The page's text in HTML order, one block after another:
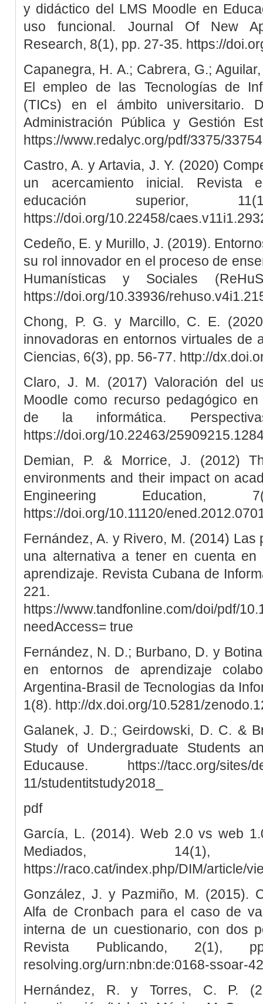
y didáctico del LMS Moodle en
uso funcional. Journal Of New
Research, 8(1), pp. 27-35. https://
Capanegra, H. A.; Cabrera, G.;
El empleo de las Tecnologías de
(TICs) en el ámbito universitario.
Administración Pública y Gestión
https://www.redalyc.org/pdf/3375/
Castro, A. y Artavia, J. Y. (2020)
un acercamiento inicial. Revista
educación superior,
https://doi.org/10.22458/
Cedeño, E. y Murillo, J. (2019).
su rol innovador en el proceso de
Humanísticas y Sociales
https://doi.org/10.33936/
Chong, P. G. y Marcillo, C. E.
innovadoras en entornos virtuales de
Ciencias, 6(3), pp. 56-77. http://
Claro, J. M. (2017) Valoración del
Moodle como recurso pedagógico
de la informática.
https://doi.org/10.22463/
Demian, P. & Morrice, J. (2012)
environments and their impact on
Engineering
https://doi.org/10.11120/
Fernández, A. y Rivero, M. (2014) Las
una alternativa a tener en cuenta
aprendizaje. Revista Cubana de
221.
https://www.tandfonline.com/doi/pdf/
needAccess= true
Fernández, N. D.; Burbano, D. y
en entornos de aprendizaje
Argentina-Brasil de Tecnologias da
1(8). http://dx.doi.org/10.5281/
Galanek, J. D.; Geirdowski, D. C. &
Study of Undergraduate Students
Educause. https://tacc.org/sites/
11/studentitstudy2018_
pdf
García, L. (2014). Web 2.0 vs web
Mediados,
https://raco.cat/index.php/DIM/article/
González, J. y Pazmiño, M. (2015).
Alfa de Cronbach para el caso de
interna de un cuestionario, con dos
Revista Publicando, 2(1),
resolving.org/urn:nbn:de:0168-ssoar-
Hernández, R. y Torres, C. P.